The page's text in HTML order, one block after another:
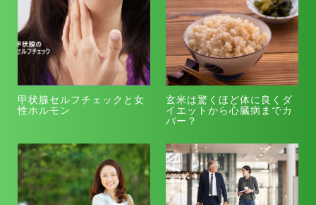
甲状腺セルフチェックと女
性ホルモン
玄米は驚くほど体に良くダ
イエットから心臓病までカ
バー？